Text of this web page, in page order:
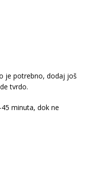
je potrebno, dodaj još
tvrdo.
minuta, dok ne